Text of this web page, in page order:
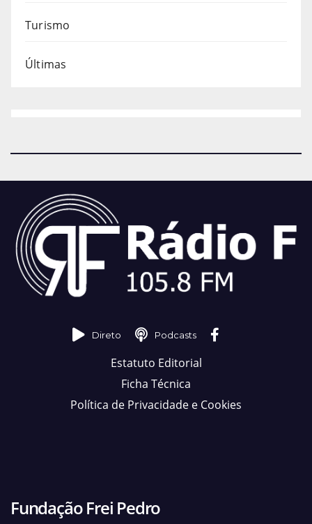
Turismo
Últimas
Direto Podcasts
Estatuto Editorial
Ficha Técnica
Política de Privacidade e Cookies
Fundação Frei Pedro